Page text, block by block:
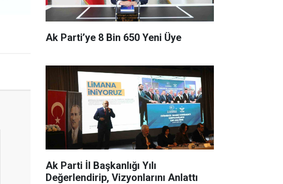
Ak Parti’ye 8 Bin 650 Yeni Üye
Ak Parti İl Başkanlığı Yılı
Değerlendirip, Vizyonlarını Anlattı